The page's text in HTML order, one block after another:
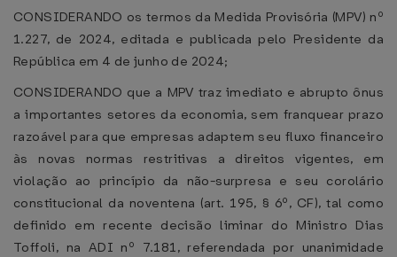
CONSIDERANDO os termos da Medida Provisória (MPV) nº
1.227, de 2024, editada e publicada pelo Presidente da
República em 4 de junho de 2024;
CONSIDERANDO que a MPV traz imediato e abrupto ônus
a importantes setores da economia, sem franquear prazo
razoável para que empresas adaptem seu fluxo financeiro
às novas normas restritivas a direitos vigentes, em
violação ao princípio da não-surpresa e seu corolário
constitucional da noventena (art. 195, § 6º, CF), tal como
definido em recente decisão liminar do Ministro Dias
Toffoli, na ADI nº 7.181, referendada por unanimidade